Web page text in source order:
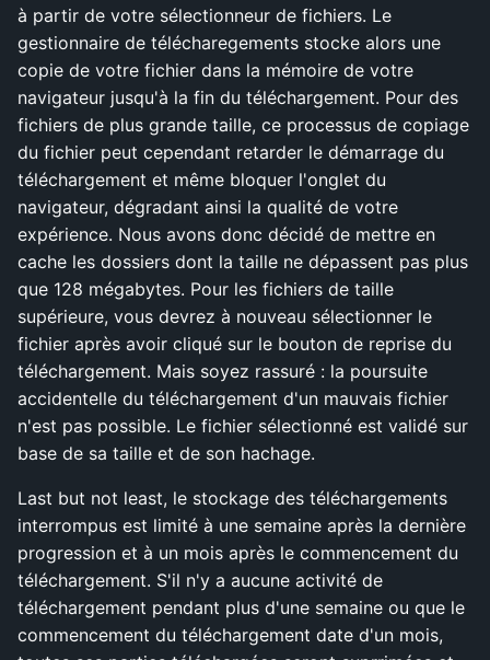
à partir de votre sélectionneur de fichiers. Le
gestionnaire de télécharegements stocke alors une
copie de votre fichier dans la mémoire de votre
navigateur jusqu'à la fin du téléchargement. Pour des
fichiers de plus grande taille, ce processus de copiage
du fichier peut cependant retarder le démarrage du
téléchargement et même bloquer l'onglet du
navigateur, dégradant ainsi la qualité de votre
expérience. Nous avons donc décidé de mettre en
cache les dossiers dont la taille ne dépassent pas plus
que 128 mégabytes. Pour les fichiers de taille
supérieure, vous devrez à nouveau sélectionner le
fichier après avoir cliqué sur le bouton de reprise du
téléchargement. Mais soyez rassuré : la poursuite
accidentelle du téléchargement d'un mauvais fichier
n'est pas possible. Le fichier sélectionné est validé sur
base de sa taille et de son hachage.
Last but not least, le stockage des téléchargements
interrompus est limité à une semaine après la dernière
progression et à un mois après le commencement du
téléchargement. S'il n'y a aucune activité de
téléchargement pendant plus d'une semaine ou que le
commencement du téléchargement date d'un mois,